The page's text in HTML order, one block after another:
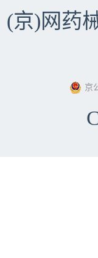
(京)网药
京